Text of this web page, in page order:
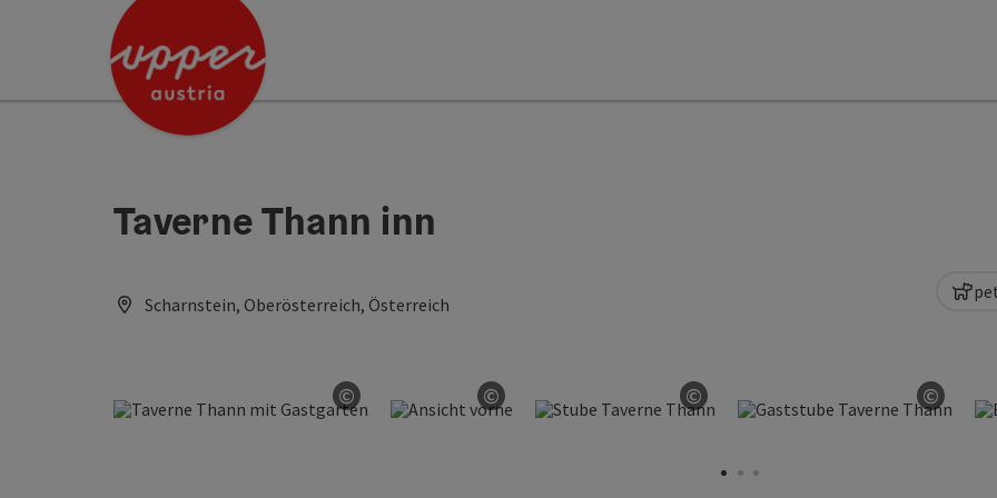
Accesskey
Accesskey
Taverne Thann inn
Scharnstein, Oberösterreich, Österreich
©
Open copyright
©
Open copyright
©
Open copyright
©
Open